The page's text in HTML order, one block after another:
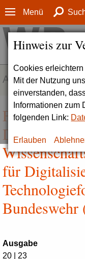
Hinweis zur
Cookies
Mit der Nutzung
einverstanden,
Informationen zum
folgenden Link:
Erlauben
Menü
AKTUELLES
Forschung
für
Bundeswehr
Ausgabe
20 | 23